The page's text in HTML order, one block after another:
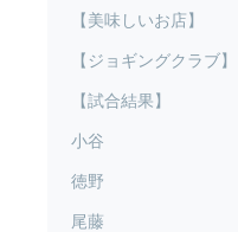
【美味しいお店】
【ジョギングクラブ】
【試合結果】
小谷
徳野
尾藤